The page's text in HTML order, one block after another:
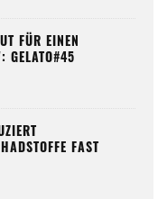
FÜR EINEN
GELATO#45
FAST